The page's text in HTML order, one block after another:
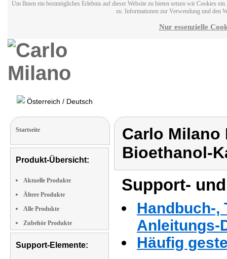
Um Ihnen ein bestmögliches Erlebnis auf dieser Website zu bieten setzen wir Cookies
zu. Informationen zur Verwendung und den
Nur essenzielle
Österreich / Deutsch
Startseite
Produkt-Übersicht:
Aktuelle Produkte
Ältere Produkte
Alle Produkte
Zubehör Produkte
Support-Elemente:
Carlo Milano
Bioethanol-
Support-
Handbuch-,
Anleitungs-
Häufig